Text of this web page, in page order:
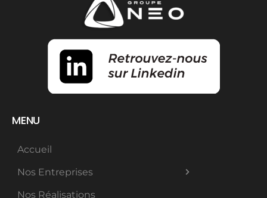
MENU
Accueil
Nos Entreprises
Nos Réalisations